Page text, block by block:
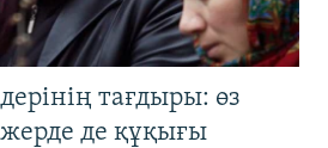
тағдыры: өз
де құқығы